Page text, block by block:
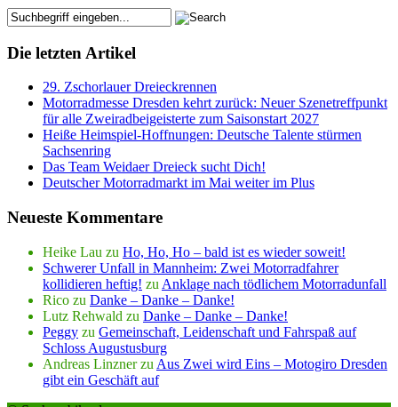
Die letzten Artikel
29. Zschorlauer Dreieckrennen
Motorradmesse Dresden kehrt zurück: Neuer Szenetreffpunkt
für alle Zweiradbeigeisterte zum Saisonstart 2027
Heiße Heimspiel-Hoffnungen: Deutsche Talente stürmen
Sachsenring
Das Team Weidaer Dreieck sucht Dich!
Deutscher Motorradmarkt im Mai weiter im Plus
Neueste Kommentare
Heike Lau zu Ho, Ho, Ho – bald ist es wieder soweit!
Schwerer Unfall in Mannheim: Zwei Motorradfahrer
kollidieren heftig! zu Anklage nach tödlichem Motorradunfall
Rico zu Danke – Danke – Danke!
Lutz Rehwald zu Danke – Danke – Danke!
Peggy zu Gemeinschaft, Leidenschaft und Fahrspaß auf
Schloss Augustusburg
Andreas Linznerzu Aus Zwei wird Eins – Motogiro Dresden
gibt ein Geschäft auf